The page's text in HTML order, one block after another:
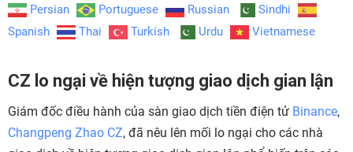
Persian
Portuguese Russian
Sindhi
Spanish
Thai Turkish Urdu Vietnamese
CZ lo ngại về hiện tượng giao dịch gian lận
Giám đốc điều hành của sàn giao dịch tiền điện tử Binance,
Changpeng Zhao CZ, đã nêu lên mối lo ngại cho các nhà